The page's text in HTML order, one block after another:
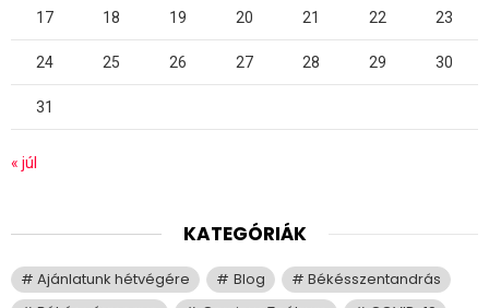
17 18 19 20 21 22 23
24 25 26 27 28 29 30
31
« júl
KATEGÓRIÁK
Ajánlatunk hétvégére Blog
Békésszentandrás